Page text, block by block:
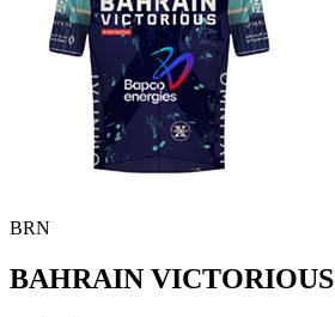
BRN
BAHRAIN VICTORIOUS